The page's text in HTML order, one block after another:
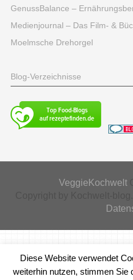
GenussBalance –
Medienjournal – Das Film- &
Moelmsche Drehorgel
Blog-Verzeichnisse
VeggieKochwelt
Diese Website verwendet
weiterhin nutzen, stimmen Sie